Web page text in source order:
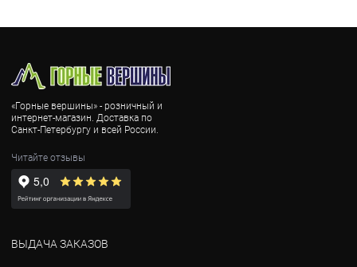
«Горные вершины» - розничный и
интернет-магазин. Доставка по
Санкт-Петербургу и всей России.
Читайте отзывы
ВЫДАЧА ЗАКАЗОВ